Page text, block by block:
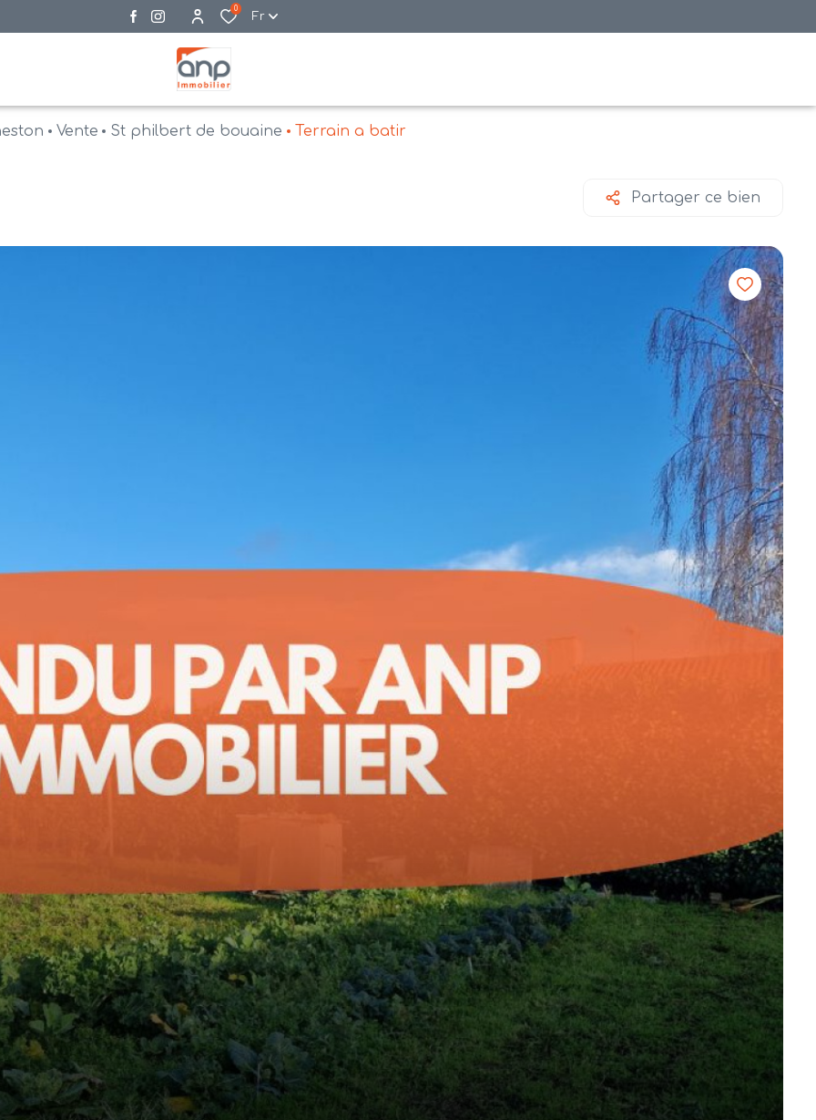
0
Fr
Vente St philbert de bouaine Terrain a batir
Partager ce bien